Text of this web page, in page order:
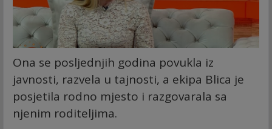
Ona se posljednjih godina povukla iz
javnosti, razvela u tajnosti, a ekipa Blica je
posjetila rodno mjesto i razgovarala sa
njenim roditeljima.